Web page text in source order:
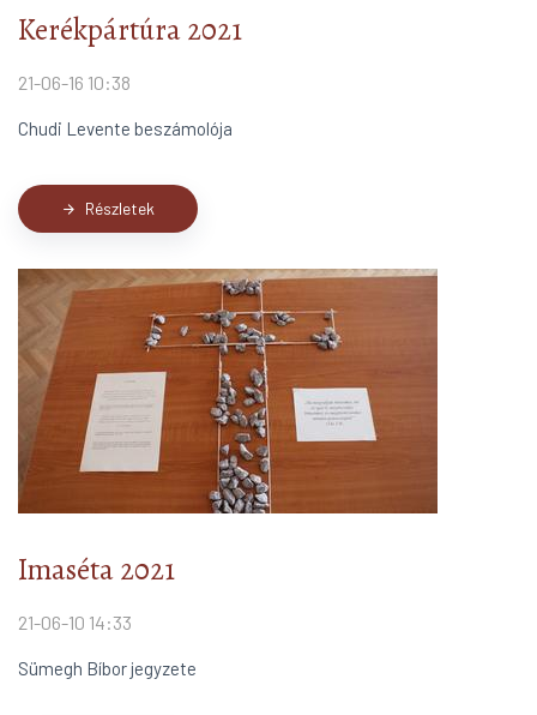
Kerékpártúra 2021
21-06-16 10:38
Chudi Levente beszámolója
arrow_forward Részletek
Imaséta 2021
21-06-10 14:33
Sümegh Bíbor jegyzete